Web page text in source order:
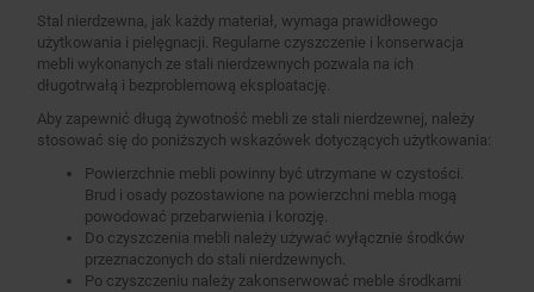
Stal nierdzewna, jak każdy materiał, wymaga prawidłowego
użytkowania i pielęgnacji. Regularne czyszczenie i konserwacja
mebli wykonanych ze stali nierdzewnych pozwala na ich
długotrwałą i bezproblemową eksploatację.
Aby zapewnić długą żywotność mebli ze stali nierdzewnej, należy
stosować się do poniższych wskazówek dotyczących użytkowania:
Powierzchnie mebli powinny być utrzymane w czystości.
Brud i osady pozostawione na powierzchni mebla mogą
powodować przebarwienia i korozję.
Do czyszczenia mebli należy używać wyłącznie środków
przeznaczonych do stali nierdzewnych.
Po czyszczeniu należy zakonserwować meble środkami